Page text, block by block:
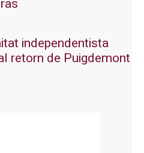
independentista
retorn de Puigdemont